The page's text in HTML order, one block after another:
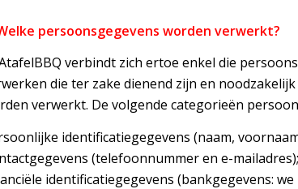
persoonsgegevens worden verwerkt?
verbindt zich ertoe enkel die
die ter zake dienend zijn en
verwerkt. De volgende categorieën
identificatiegegevens (naam,
(telefoonnummer en e-mailadres);
identificatiegegevens (bankgegevens: